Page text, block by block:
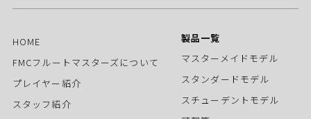
HOME
FMCフルートマスターズについて
プレイヤー紹介
スタッフ紹介
製品一覧
マスターメイドモデル
スタンダードモデル
スチューデントモデル